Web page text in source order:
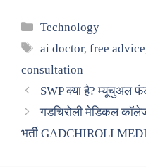
Categories
Technology
Tags
ai doctor,free advice
consultation
SWP क्या है? म्यूचुअल
गडचिरोली मेडिकल
भर्ती GADCHIROLI